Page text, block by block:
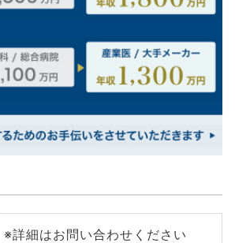
※詳細はお問い合わせください